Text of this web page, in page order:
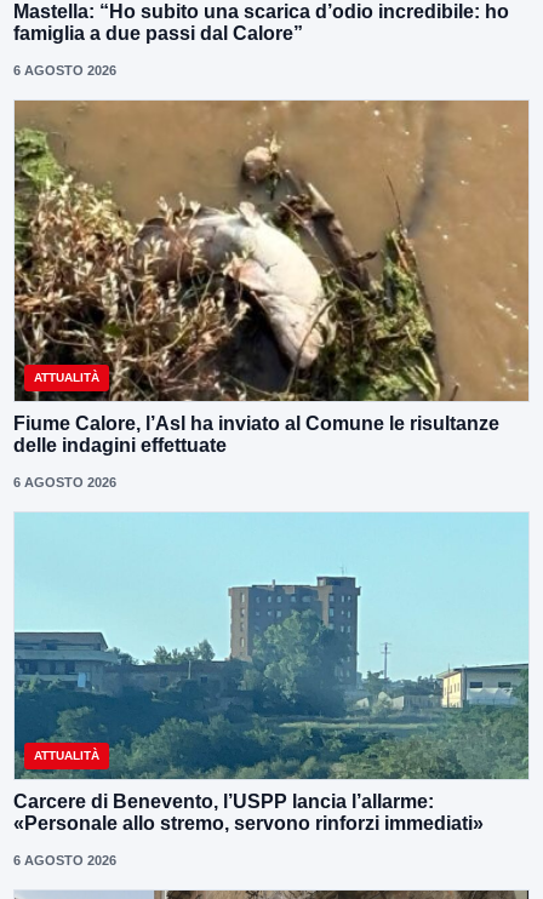
Mastella: “Ho subito una scarica d’odio incredibile: ho
famiglia a due passi dal Calore”
6 AGOSTO 2026
ATTUALITÀ
Fiume Calore, l’Asl ha inviato al Comune le risultanze
delle indagini effettuate
6 AGOSTO 2026
ATTUALITÀ
Carcere di Benevento, l’USPP lancia l’allarme:
«Personale allo stremo, servono rinforzi immediati»
6 AGOSTO 2026